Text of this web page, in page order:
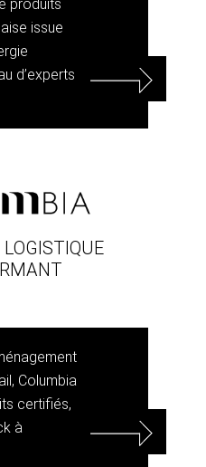
produits
issue
d’experts
Columbia
certifiés,
à